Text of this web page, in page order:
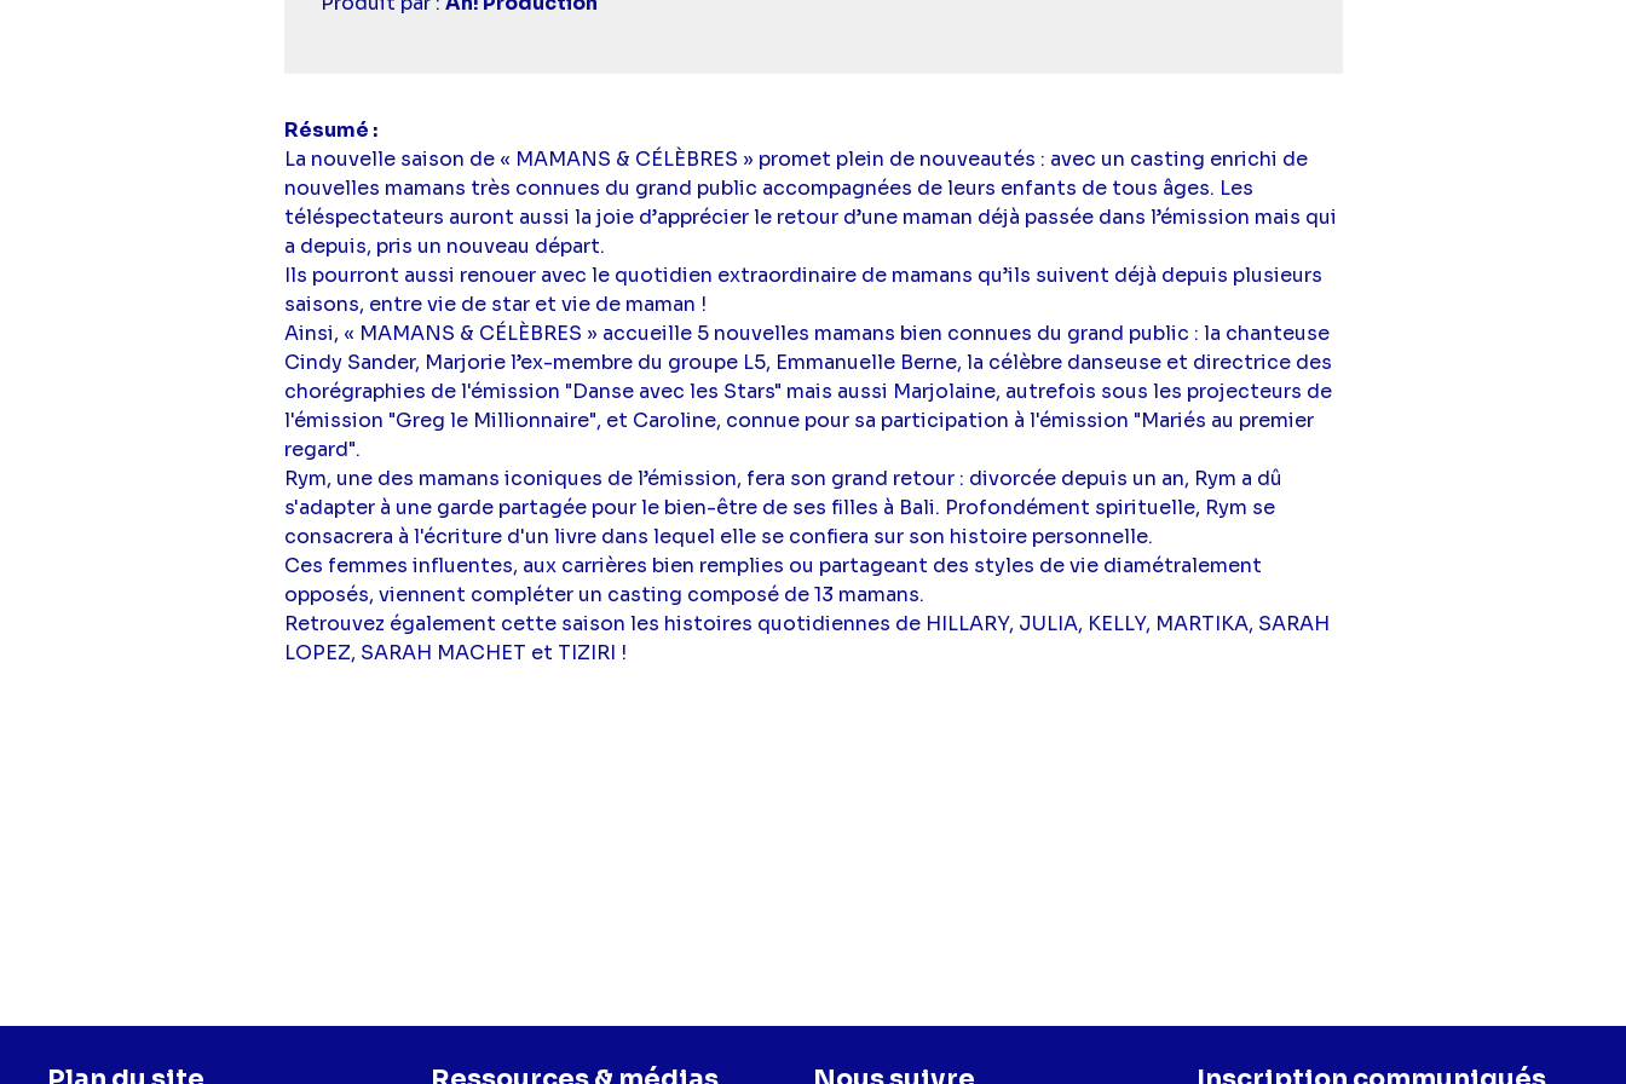
Résumé
La nouvelle saison de « MAMANS & CÉLÈBRES » promet plein de nouveautés : avec un casting enrichi de
nouvelles mamans très connues du grand public accompagnées de leurs enfants de tous âges. Les
téléspectateurs auront aussi la joie d’apprécier le retour d’une maman déjà passée dans l’émission mais qui
a depuis, pris un nouveau départ.
Ils pourront aussi renouer avec le quotidien extraordinaire de mamans qu’ils suivent déjà depuis plusieurs
saisons, entre vie de star et vie de maman !
Ainsi, « MAMANS & CÉLÈBRES » accueille 5 nouvelles mamans bien connues du grand public : la chanteuse
Cindy Sander, Marjorie l’ex-membre du groupe L5, Emmanuelle Berne, la célèbre danseuse et directrice des
chorégraphies de l'émission "Danse avec les Stars" mais aussi Marjolaine, autrefois sous les projecteurs de
l'émission "Greg le Millionnaire", et Caroline, connue pour sa participation à l'émission "Mariés au premier
regard".
Rym, une des mamans iconiques de l’émission, fera son grand retour : divorcée depuis un an, Rym a dû
s'adapter à une garde partagée pour le bien-être de ses filles à Bali. Profondément spirituelle, Rym se
consacrera à l'écriture d'un livre dans lequel elle se confiera sur son histoire personnelle.
Ces femmes influentes, aux carrières bien remplies ou partageant des styles de vie diamétralement
opposés, viennent compléter un casting composé de 13 mamans.
Retrouvez également cette saison les histoires quotidiennes de HILLARY, JULIA, KELLY, MARTIKA, SARAH
LOPEZ, SARAH MACHET et TIZIRI !